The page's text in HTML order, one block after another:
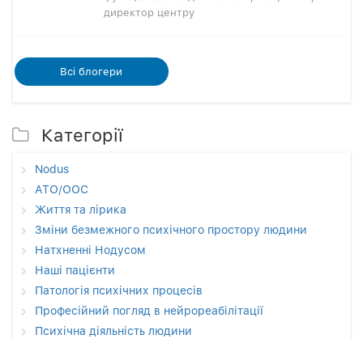
директор центру
Всi блогери
Категорії
Nodus
АТО/ООС
Життя та лірика
Зміни безмежного психічного простору людини
Натхненні Нодусом
Наші пацієнти
Патологія психічних процесів
Професійний погляд в нейрореабілітації
Психічна діяльність людини